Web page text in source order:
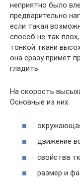
неприятно было
предварительно
если такая
способ не так
тонкой ткани
она сразу примет
гладить.
На скорость
Основные из них:
движение
свойства
размер и